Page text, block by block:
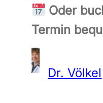
Oder
Termin
Dr. Völkel